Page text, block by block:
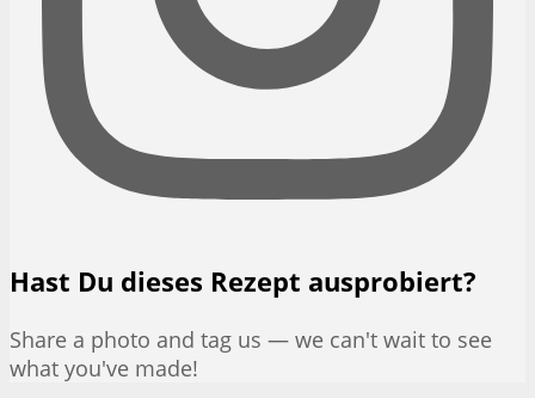
Hast Du dieses Rezept ausprobiert?
Share a photo and tag us — we can't wait to see
what you've made!